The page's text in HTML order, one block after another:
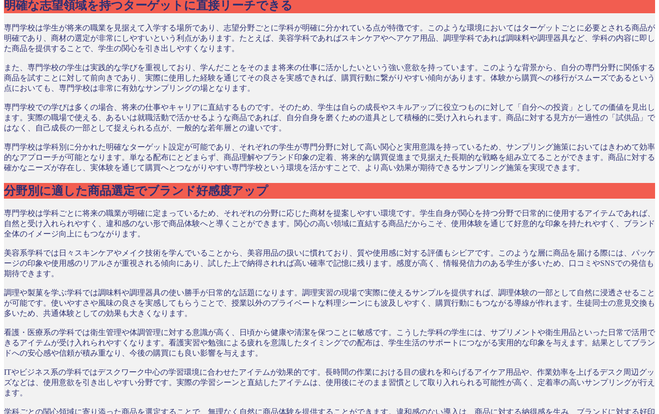
明確な志望領域を持つターゲットに直接リーチできる
専門学校は学生が将来の職業を見据えて入学する場所であり、志望分野ごとに学科が明確に分かれている点が特徴です。このような環境においてはターゲットごとに必要とされる商品が
明確であり、商材の選定が非常にしやすいという利点があります。たとえば、美容学科であればスキンケアやヘアケア用品、調理学科であれば調味料や調理器具など、学科の内容に即し
た商品を提供することで、学生の関心を引き出しやすくなります。
また、専門学校の学生は実践的な学びを重視しており、学んだことをそのまま将来の仕事に活かしたいという強い意欲を持っています。このような背景から、自分の専門分野に関係する
商品を試すことに対して前向きであり、実際に使用した経験を通じてその良さを実感できれば、購買行動に繋がりやすい傾向があります。体験から購買への移行がスムーズであるという
点においても、専門学校は非常に有効なサンプリングの場となります。
専門学校での学びは多くの場合、将来の仕事やキャリアに直結するものです。そのため、学生は自らの成長やスキルアップに役立つものに対して「自分への投資」としての価値を見出し
ます。実際の職場で使える、あるいは就職活動で活かせるような商品であれば、自分自身を磨くための道具として積極的に受け入れられます。商品に対する見方が一過性の「試供品」で
はなく、自己成長の一部として捉えられる点が、一般的な若年層との違いです。
専門学校は学科別に分かれた明確なターゲット設定が可能であり、それぞれの学生が専門分野に対して高い関心と実用意識を持っているため、サンプリング施策においてはきわめて効率
的なアプローチが可能となります。単なる配布にとどまらず、商品理解やブランド印象の定着、将来的な購買促進まで見据えた長期的な戦略を組み立てることができます。商品に対する
確かなニーズが存在し、実体験を通じて購買へとつながりやすい専門学校という環境を活かすことで、より高い効果が期待できるサンプリング施策を実現できます。
分野別に適した商品選定でブランド好感度アップ
専門学校は学科ごとに将来の職業が明確に定まっているため、それぞれの分野に応じた商材を提案しやすい環境です。学生自身が関心を持つ分野で日常的に使用するアイテムであれば、
自然と受け入れられやすく、違和感のない形で商品体験へと導くことができます。関心の高い領域に直結する商品だからこそ、使用体験を通じて好意的な印象を持たれやすく、ブランド
全体のイメージ向上にもつながります。
美容系学科では日々スキンケアやメイク技術を学んでいることから、美容用品の扱いに慣れており、質や使用感に対する評価もシビアです。このような層に商品を届ける際には、パッケ
ージの印象や使用感のリアルさが重視される傾向にあり、試した上で納得されれば高い確率で記憶に残ります。感度が高く、情報発信力のある学生が多いため、口コミやSNSでの発信も
期待できます。
調理や製菓を学ぶ学科では調味料や調理器具の使い勝手が日常的な話題になります。調理実習の現場で実際に使えるサンプルを提供すれば、調理体験の一部として自然に浸透させること
が可能です。使いやすさや風味の良さを実感してもらうことで、授業以外のプライベートな料理シーンにも波及しやすく、購買行動にもつながる導線が作れます。生徒同士の意見交換も
多いため、共通体験としての効果も大きくなります。
看護・医療系の学科では衛生管理や体調管理に対する意識が高く、日頃から健康や清潔を保つことに敏感です。こうした学科の学生には、サプリメントや衛生用品といった日常で活用で
きるアイテムが受け入れられやすくなります。看護実習や勉強による疲れを意識したタイミングでの配布は、学生生活のサポートにつながる実用的な印象を与えます。結果としてブラン
ドへの安心感や信頼が積み重なり、今後の購買にも良い影響を与えます。
ITやビジネス系の学科ではデスクワーク中心の学習環境に合わせたアイテムが効果的です。長時間の作業における目の疲れを和らげるアイケア用品や、作業効率を上げるデスク周辺グッ
ズなどは、使用意欲を引き出しやすい分野です。実際の学習シーンと直結したアイテムは、使用後にそのまま習慣として取り入れられる可能性が高く、定着率の高いサンプリングが行え
ます。
学科ごとの関心領域に寄り添った商品を選定することで、無理なく自然に商品体験を提供することができます。違和感のない導入は、商品に対する納得感を生み、ブランドに対する好印